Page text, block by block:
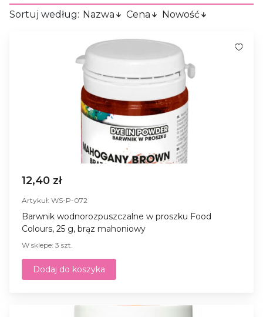
Sortuj według: Nazwa Cena Nowość
12,40 zł
Artykuł: WS-P-072
Barwnik wodnorozpuszczalne w proszku Food
Colours, 25 g, brąz mahoniowy
W sklepe: 3 szt.
Dodaj do koszyka